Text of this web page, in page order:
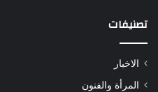
تصنيفات
الاخبار
المرأة والفنون